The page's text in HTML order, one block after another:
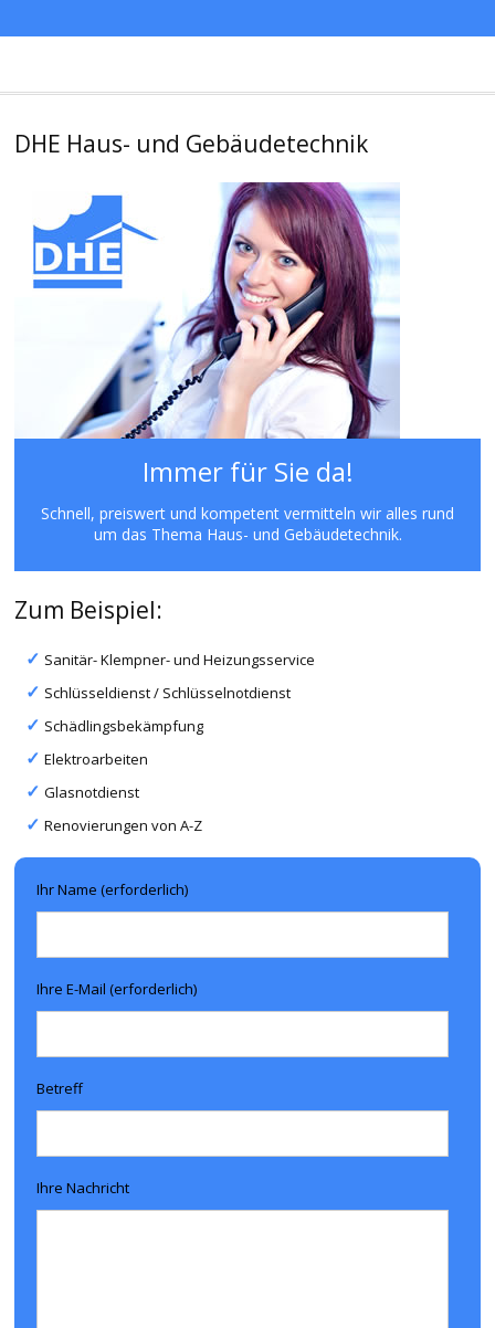
DHE Haus- und Gebäudetechnik
Immer für Sie da!
Schnell, preiswert und kompetent vermitteln wir alles rund
um das Thema Haus- und Gebäudetechnik.
Zum Beispiel:
Sanitär- Klempner- und Heizungsservice
Schlüsseldienst / Schlüsselnotdienst
Schädlingsbekämpfung
Elektroarbeiten
Glasnotdienst
Renovierungen von A-Z
Ihr Name (erforderlich)
Ihre E-Mail (erforderlich)
Betreff
Ihre Nachricht